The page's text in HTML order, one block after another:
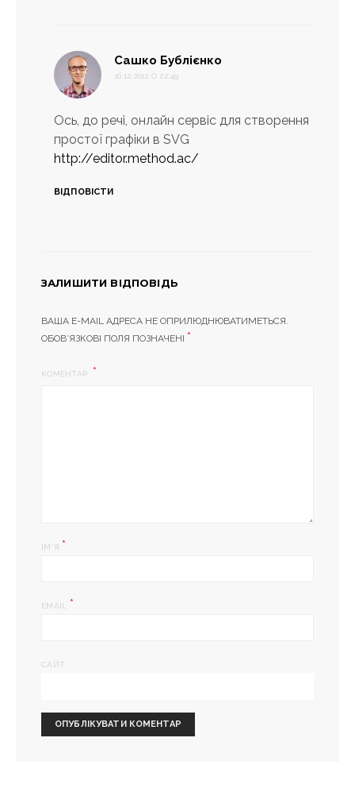
Сашко Бублієнко
16.12.2012 О 22:49
Ось, до речі, онлайн сервіс для створення
простої графіки в SVG
http://editor.method.ac/
ВІДПОВІСТИ
ЗАЛИШИТИ ВІДПОВІДЬ
ВАША E-MAIL АДРЕСА НЕ ОПРИЛЮДНЮВАТИМЕТЬСЯ.
ОБОВ’ЯЗКОВІ ПОЛЯ ПОЗНАЧЕНІ *
КОМЕНТАР
ІМ'Я *
EMAIL *
САЙТ